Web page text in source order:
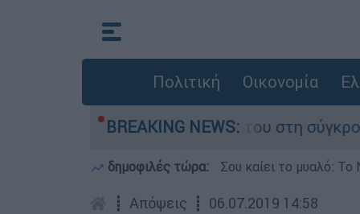
Πολιτική Οικονομία
BREAKING NEWS:
που έχασε τη ζωή του στη σύγκρουση
δημοφιλές τώρα: Σου καίει το μυαλό:
┋ Απόψεις ┋ 06.07.2019 14:58